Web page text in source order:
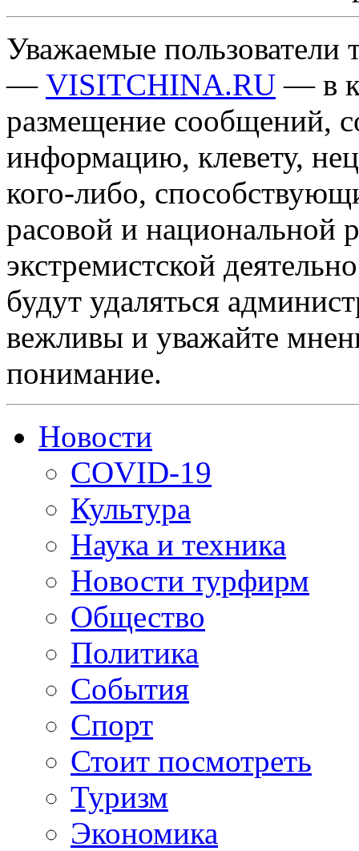
Уважаемые пользователи
— VISITCHINA.RU — в
размещение сообщений,
информацию, клевету,
кого-либо,
расовой и национальной
экстремистской
будут удаляться
вежливы и уважайте
понимание.
Новости
COVID-19
Культура
Наука и техника
Новости турфирм
Общество
Политика
События
Спорт
Стоит посмотреть
Туризм
Экономика